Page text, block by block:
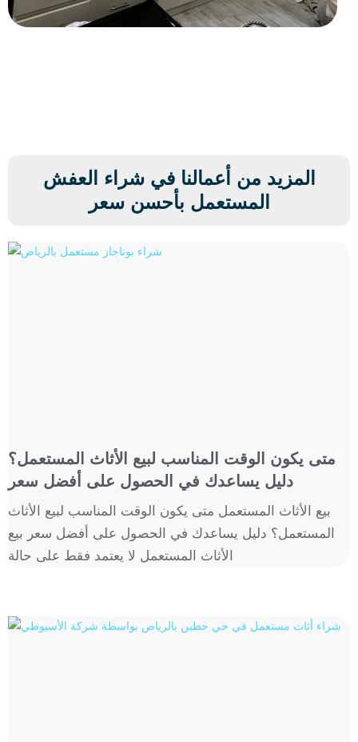
المزيد من أعمالنا في شراء العفش
المستعمل بأحسن سعر
متى يكون الوقت المناسب لبيع الأثاث المستعمل؟
دليل يساعدك في الحصول على أفضل سعر
بيع الأثاث المستعمل متى يكون الوقت المناسب لبيع الأثاث
المستعمل؟ دليل يساعدك في الحصول على أفضل سعر بيع
الأثاث المستعمل لا يعتمد فقط على حالة